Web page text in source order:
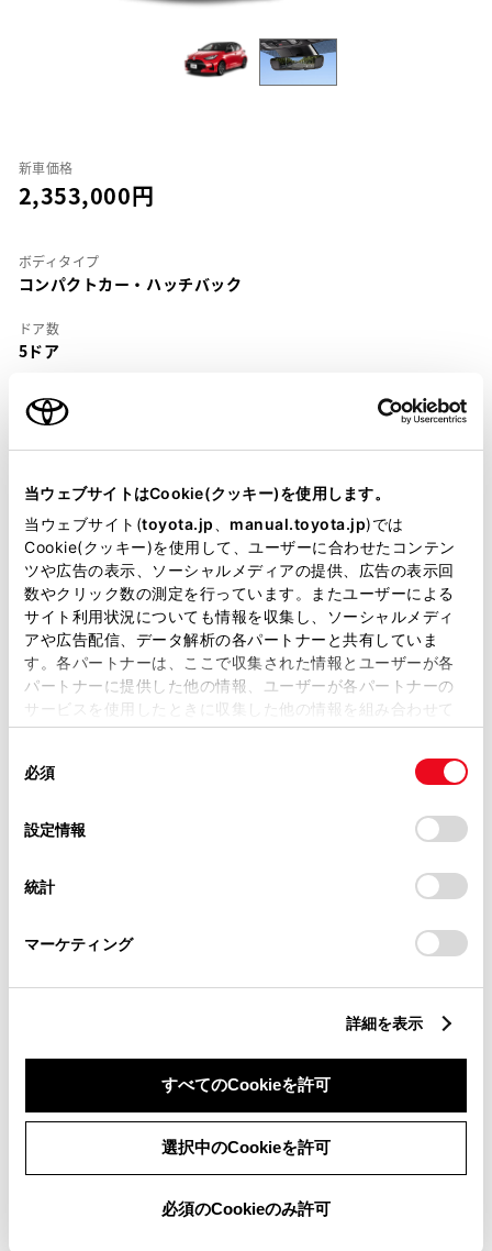
当ウェブサイトはCookie(クッキー)を使用します。
当ウェブサイト(toyota.jp manual.toyota.jp)では
Cookie(クッキー)を使用して、ユーザーに合わせたコンテン
ツや広告の表示、ソーシャルメディアの提供、広告の表示回
数やクリック数の測定を行っています。またユーザーによる
サイト利用状況についても情報を収集し、ソーシャルメディ
アや広告配信、データ解析の各パートナーと共有していま
す。各パートナーは、ここで収集された情報とユーザーが各
パートナーに提供した他の情報、ユーザーが各パートナーの
サービスを使用したときに収集した他の情報を組み合わせて
使用することがあります。当ウェブサイトの使用を続行する
デバイスにすべてのCookie(クッキー)が保存されることに同
意したことになります。Cookie(クッキー)のオプトアウト、
設定の変更、同意を撤回したりするにあたっては、当社の
「Cookie（クッキー）情報の取り扱いについて
」をご覧くだ
必須
設定情報
統計
マーケティング
詳細を表示
すべてのCookieを許可
選択中のCookieを許可
必須のCookieのみ許可
新車価格
2,353,000
ボディタイプ
コンパクトカー・ハッチバック
ドア数
5ドア
乗車定員
5名
6AA-MXPH15
全長×全幅×全高
3940×1695×1515mm
ホイールベース ※1
2550mm
トレッド前／後
1475/1480mm
室内長×室内幅×室内高
1170kg
装備・オプション